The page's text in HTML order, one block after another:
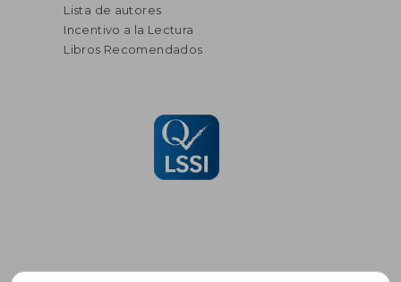
Lista de autores
Incentivo a la Lectura
Libros Recomendados